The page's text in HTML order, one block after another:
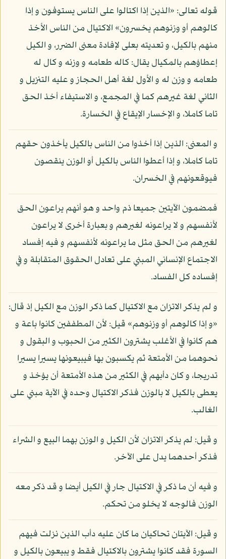
قوله تعالى: «الذين إذا اكتالوا على الناس يستوفون و إذا
كالوهم أو وزنوهم يخسرون» الاكتيال من الناس الأخذ
منهم بالكيل، و تعديته بعلى لإفادة معنى الضرر، و الكيل
إعطاؤهم بالمكيال يقال: كاله طعامه و وزنه و كال له
طعامه و وزن له و الأول لغة أهل الحجاز و عليه التنزيل و
الثاني لغة غيرهم كما في المجمع، و الاستيفاء أخذ الحق
تاما كاملا، و الإخسار الإيقاع في الخسارة.
و المعنى: الذين إذا أخذوا من الناس بالكيل يأخذون حقهم
تاما كاملا، و إذا أعطوا الناس بالكيل أو الوزن ينقصون
فيوقعونهم في الخسران.
فمضمون الآيتين جميعا ذم واحد و هو أنهم يراعون الحق
لأنفسهم و لا يراعونه لغيرهم و بعبارة أخرى لا يراعون
لغيرهم من الحق مثل ما يراعونه لأنفسهم و فيه إفساد
الاجتماع الإنساني المبني على تعادل الحقوق المتقابلة و في
إفساده كل الفساد.
و لم يذكر الاتزان مع الاكتيال كما ذكر الوزن مع الكيل إذ قال:
«و إذا كالوهم أو وزنوهم» قيل: لأن المطففين كانوا باعة و
هم كانوا في الأغلب يشترون الكثير من الحبوب و البقول و
نحوهما من الأمتعة ثم يكسبون بها فيبيعونها يسيرا يسيرا
تدريجا، و كان دأبهم في الكثير من هذه الأمتعة أن يؤخذ و
يعطى بالكيل لا بالوزن فذكر الاكتيال وحده في الآية مبني على
الغالب.
و قيل: لم يذكر الاتزان لأن الكيل و الوزن بهما البيع و الشراء
فذكر أحدهما يدل على الآخر.
و فيه أن ما ذكر في الاكتيال جار في الكيل أيضا و قد ذكر معه
الوزن فالوجه لا يخلو من تحكم.
و قيل: الآيتان تحاكيان ما كان عليه دأب الذين نزلت فيهم
السورة فقد كانوا يشترون بالاكتيال فقط و يبيعون بالكيل و